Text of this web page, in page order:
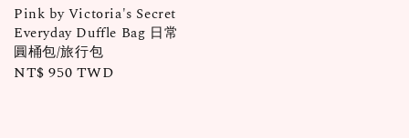
Pink by Victoria's Secret
Everyday Duffle Bag 日常
圓桶包/旅行包
Regular
NT$ 950 TWD